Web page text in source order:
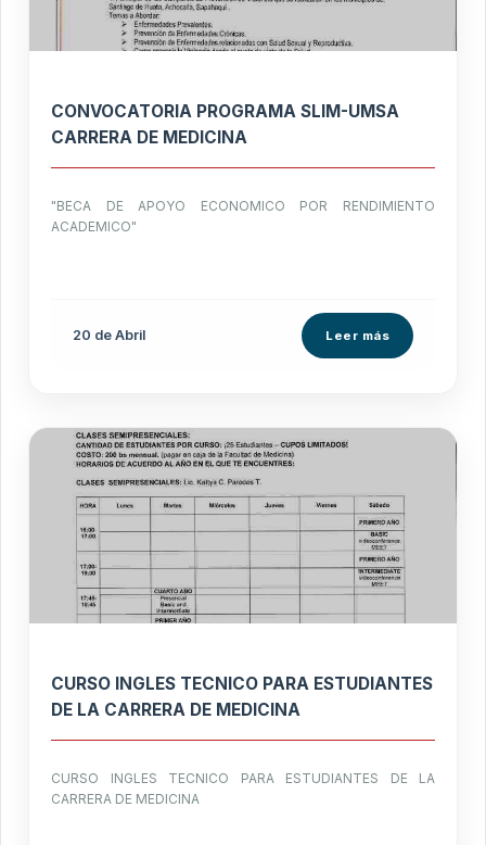
CONVOCATORIA PROGRAMA SLIM-UMSA
CARRERA DE MEDICINA
"BECA DE APOYO ECONOMICO POR RENDIMIENTO
ACADEMICO"
20 de Abril Leer más
CURSO INGLES TECNICO PARA ESTUDIANTES
DE LA CARRERA DE MEDICINA
CURSO INGLES TECNICO PARA ESTUDIANTES DE LA
CARRERA DE MEDICINA